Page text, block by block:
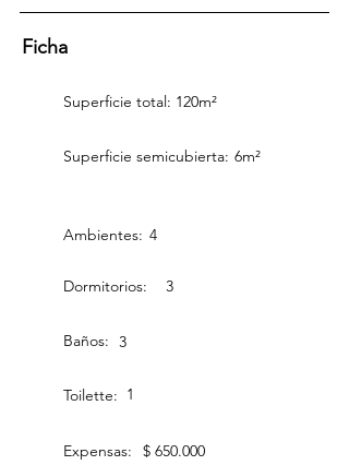
Ficha
Superficie total: 120m²
Superficie semicubierta: 6m²
Ambientes: 4
Dormitorios: 3
Baños: 3
Toilette: 1
Expensas: $ 650.000